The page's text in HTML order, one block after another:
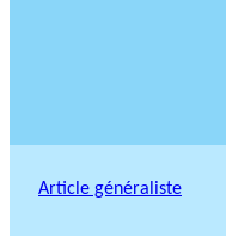
Article généraliste